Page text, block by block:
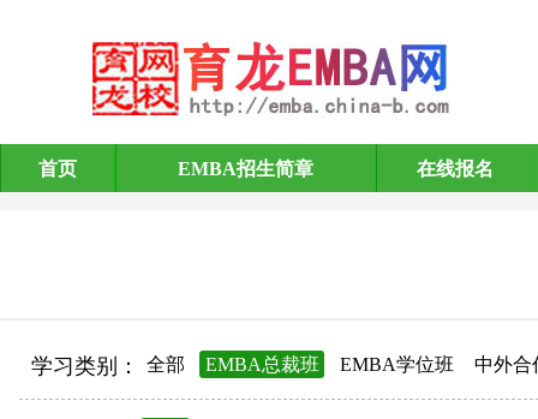
EMBA招生简章
首页 EMBA招生简章 在线报名
学习类别： 全部 EMBA总裁班 EMBA学位班 中外合